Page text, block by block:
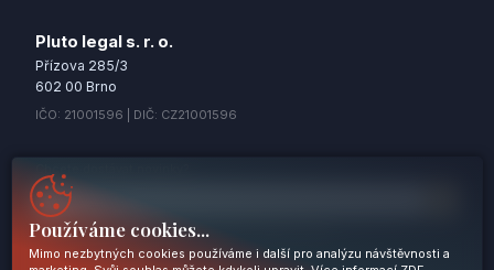
Pluto legal s. r. o.
Přízova 285/3
602 00 Brno
IČO: 21001596 | DIČ: CZ21001596
Odesláním souhlasíte se Zásadami zpracování osobních údajů
Používáme cookies...
Mimo nezbytných cookies používáme i další pro analýzu návštěvnosti a